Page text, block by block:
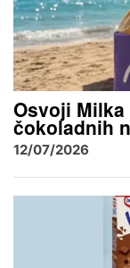
Osvoji
čokoladnih
12/07/2026